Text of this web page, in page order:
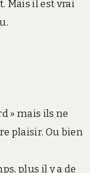
Mais il est vrai
» mais ils ne
plaisir. Ou bien
plus il y a de